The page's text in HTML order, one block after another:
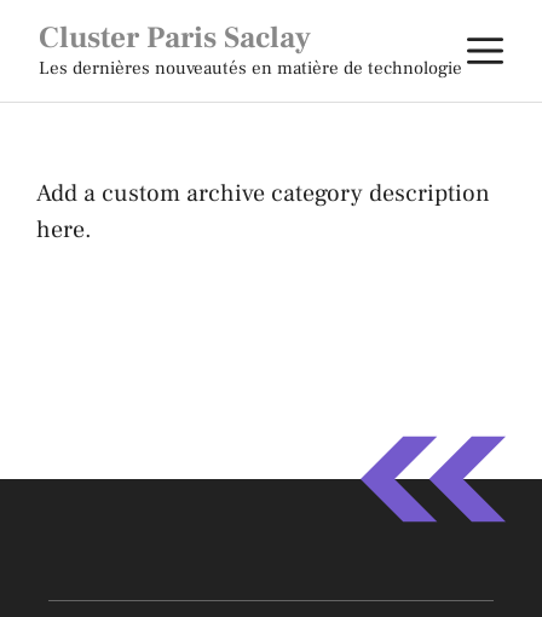
Cluster Paris Saclay
Les dernières nouveautés en matière de technologie
Add a custom archive category description
here.